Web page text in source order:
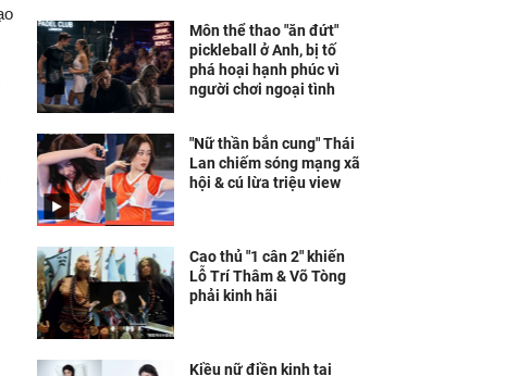
Điện Máy Xanh chính
thức chào sàn HoSE: Giải
mã 5 trụ cột tạo ra dòng
Nói khó, yếu liệt nửa
người, người đàn ông bất
Môn thể thao "ăn đứt"
pickleball ở Anh, bị tố
phá hoại hạnh phúc vì
người chơi ngoại tình
"Nữ thần bắn cung" Thái
Lan chiếm sóng mạng xã
hội & cú lừa triệu view
Cao thủ "1 cân 2" khiến
Lỗ Trí Thâm & Võ Tòng
phải kinh hãi
Kiều nữ điền kinh tai